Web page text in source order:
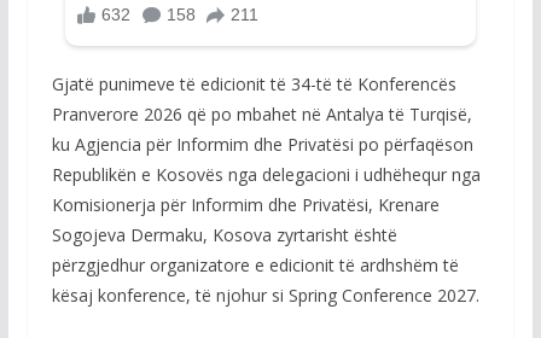
Gjatë punimeve të edicionit të 34-të të Konferencës
Pranverore 2026 që po mbahet në Antalya të Turqisë,
ku Agjencia për Informim dhe Privatësi po përfaqëson
Republikën e Kosovës nga delegacioni i udhëhequr nga
Komisionerja për Informim dhe Privatësi, Krenare
Sogojeva Dermaku, Kosova zyrtarisht është
përzgjedhur organizatore e edicionit të ardhshëm të
kësaj konference, të njohur si Spring Conference 2027.